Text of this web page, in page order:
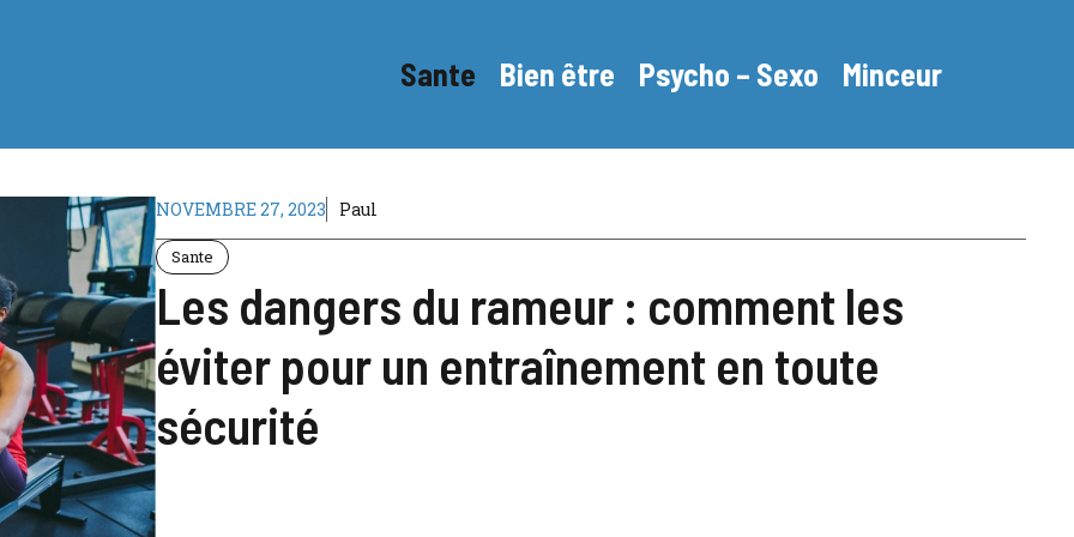
Sante Bien être Psycho – Sexo Minceur
NOVEMBRE 27, 2023 Paul
Sante
Les dangers du rameur : comment les
éviter pour un entraînement en toute
sécurité